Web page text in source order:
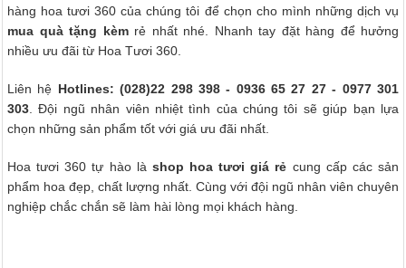
hàng hoa tươi 360 của chúng tôi để chọn cho mình những dịch vụ
mua quà tặng kèmrẻ nhất nhé. Nhanh tay đặt hàng để hưởng
nhiều ưu đãi từ Hoa Tươi 360.
Liên hệ Hotlines: (028)22 298 398 - 0936 65 27 27 - 0977 301
303. Đội ngũ nhân viên nhiệt tình của chúng tôi sẽ giúp bạn lựa
chọn những sản phẩm tốt với giá ưu đãi nhất.
Hoa tươi 360 tự hào là shop hoa tươi giá rẻ cung cấp các sản
phẩm hoa đẹp, chất lượng nhất. Cùng với đội ngũ nhân viên chuyên
nghiệp chắc chắn sẽ làm hài lòng mọi khách hàng.